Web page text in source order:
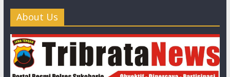
About Us